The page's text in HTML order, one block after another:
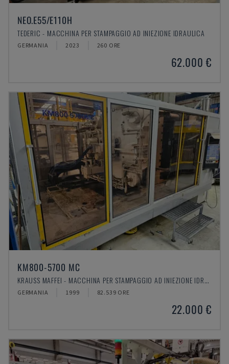
NEO.E55/E110H
TEDERIC - MACCHINA PER STAMPAGGIO AD INIEZIONE IDRAULICA
GERMANIA 2023 260 ORE
62.000 €
KM800-5700 MC
KRAUSS MAFFEI - MACCHINA PER STAMPAGGIO AD INIEZIONE IDRAULICA
GERMANIA 1999 82.539 ORE
22.000 €